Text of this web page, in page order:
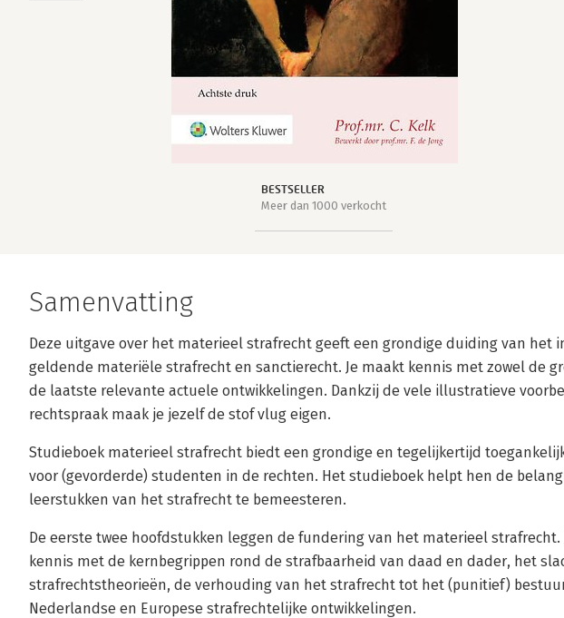
BESTSELLER
Meer dan 1000 verkocht
Samenvatting
Deze uitgave over het materieel strafrecht geeft een grondige duiding van het
geldende materiële strafrecht en sanctierecht. Je maakt kennis met zowel de
de laatste relevante actuele ontwikkelingen. Dankzij de vele illustratieve
rechtspraak maak je jezelf de stof vlug eigen.
Studieboek materieel strafrecht biedt een grondige en tegelijkertijd
voor (gevorderde) studenten in de rechten. Het studieboek helpt hen de
leerstukken van het strafrecht te bemeesteren.
De eerste twee hoofdstukken leggen de fundering van het materieel strafrecht.
kennis met de kernbegrippen rond de strafbaarheid van daad en dader, het
strafrechtstheorieën, de verhouding van het strafrecht tot het (punitief)
Nederlandse en Europese strafrechtelijke ontwikkelingen.